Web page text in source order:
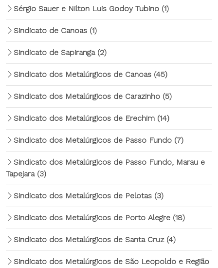
Sérgio Sauer e Nilton Luis Godoy Tubino (1)
Sindicato de Canoas (1)
Sindicato de Sapiranga (2)
Sindicato dos Metalúrgicos de Canoas (45)
Sindicato dos Metalúrgicos de Carazinho (5)
Sindicato dos Metalúrgicos de Erechim (14)
Sindicato dos Metalúrgicos de Passo Fundo (7)
Sindicato dos Metalúrgicos de Passo Fundo, Marau e
Tapejara (3)
Sindicato dos Metalúrgicos de Pelotas (3)
Sindicato dos Metalúrgicos de Porto Alegre (18)
Sindicato dos Metalúrgicos de Santa Cruz (4)
Sindicato dos Metalúrgicos de São Leopoldo e Região